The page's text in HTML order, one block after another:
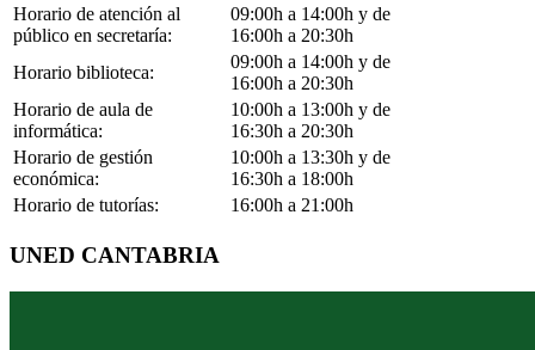
Horario de atención al
público en secretaría:
09:00h a 14:00h y de
16:00h a 20:30h
Horario biblioteca:
09:00h a 14:00h y de
16:00h a 20:30h
Horario de aula de
informática:
10:00h a 13:00h y de
16:30h a 20:30h
Horario de gestión
económica:
10:00h a 13:30h y de
16:30h a 18:00h
Horario de tutorías:
16:00h a 21:00h
UNED CANTABRIA